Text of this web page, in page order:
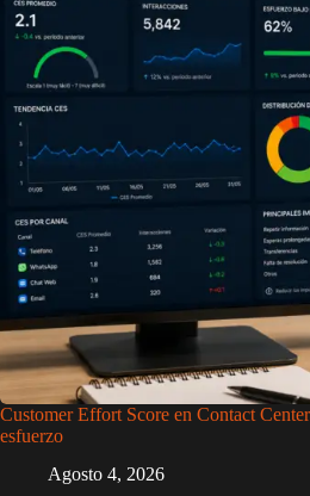
Customer Effort Score en Contact
esfuerzo
Agosto 4, 2026